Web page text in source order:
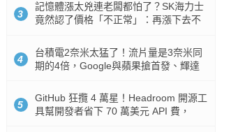
3
記憶體漲太兇連老闆都怕了？SK海力士
竟然認了價格「不正常」：再漲下去不
4
台積電2奈米太猛了！流片量是3奈米同
期的4倍，Google與蘋果搶首發、輝達
5
GitHub 狂攬 4 萬星！Headroom 開源工
具幫開發者省下 70 萬美元 API 費，